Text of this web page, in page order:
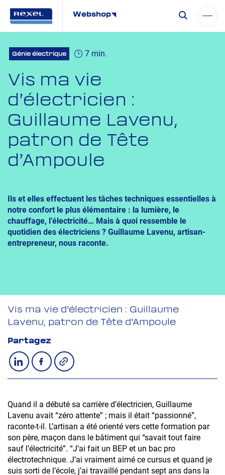
Webshop
Génie électrique 7 min.
Vis ma vie
d’électricien :
Guillaume Lavenu,
patron de Tête
d’Ampoule
Ils et elles effectuent les tâches techniques essentielles à
notre confort le plus élémentaire : la lumière, le
chauffage, l’électricité… Mais à quoi ressemble le
quotidien des électriciens ? Guillaume Lavenu, artisan-
entrepreneur, nous raconte.
Vis ma vie d’électricien : Guillaume
Lavenu, patron de Tête d’Ampoule
Partagez
Partager sur LinkedIn
Partager sur Facebook
Copier le lien
Quand il a débuté sa carrière d’électricien, Guillaume
Lavenu avait “zéro attente” ; mais il était “passionné”,
raconte-t-il. L’artisan a été orienté vers cette formation par
son père, maçon dans le bâtiment qui “savait tout faire
sauf l’électricité”. “J’ai fait un BEP et un bac pro
électrotechnique. J’ai vraiment aimé ce cursus et quand je
suis sorti de l’école, j’ai travaillé pendant sept ans dans la